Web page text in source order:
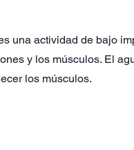
una actividad de bajo
y los músculos. El
los músculos.